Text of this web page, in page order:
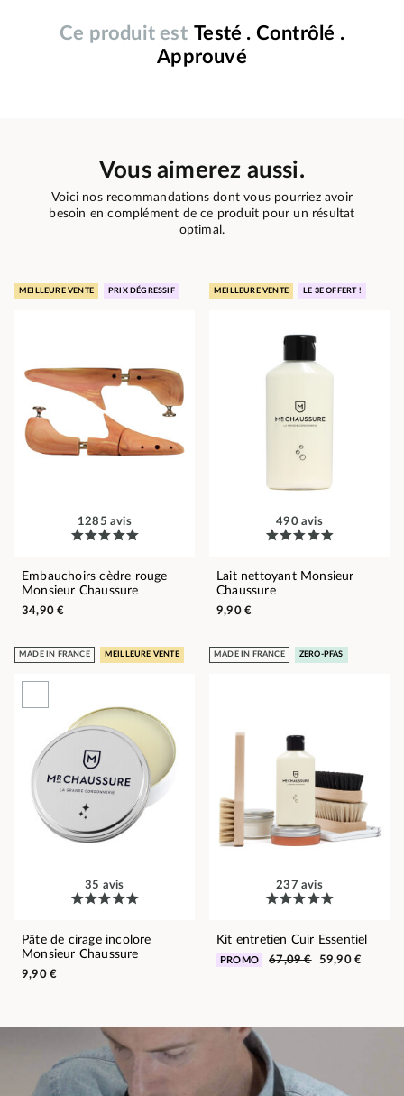
Ce produit est Testé . Contrôlé .
Approuvé
Vous aimerez aussi.
Voici nos recommandations dont vous pourriez avoir
besoin en complément de ce produit pour un résultat
optimal.
MEILLEURE VENTE PRIX DÉGRESSIF
1285 avis
Embauchoirs cèdre rouge
Monsieur Chaussure
34,90 €
MEILLEURE VENTE LE 3E OFFERT !
490 avis
Lait nettoyant Monsieur
Chaussure
9,90 €
MADE IN FRANCE MEILLEURE VENTE
35 avis
Pâte de cirage incolore
Monsieur Chaussure
9,90 €
MADE IN FRANCE ZERO-PFAS
237 avis
Kit entretien Cuir Essentiel
PROMO 67,09 € 59,90 €